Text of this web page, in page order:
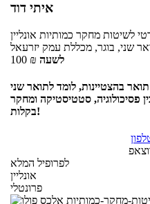
איתי דוד
לשיטות מחקר כמותיות אונליין
שני, בוגר, מכללת עמק יזרעאל
100 ₪ לשעה
בהצטיינות, לומד לתואר שני
פסיכולוגיה, סטטיסטיקה ומחקר
בקלות!
לפרופיל המלא
אונליין
פרונטלי